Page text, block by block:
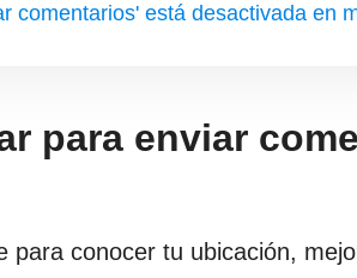
comentarios' está desactivada en
para enviar
para conocer tu ubicación,